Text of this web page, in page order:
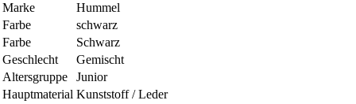
Marke
Hummel
Farbe
schwarz
Farbe
Schwarz
Geschlecht
Gemischt
Altersgruppe
Junior
Hauptmaterial Kunststoff / Leder